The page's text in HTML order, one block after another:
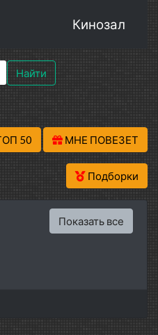
Кинозал
Найти
50 МНЕ ПОВЕЗЕТ
Подборки
Показать все